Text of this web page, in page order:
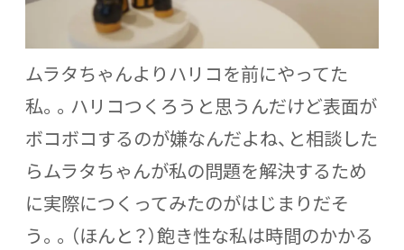
ムラタちゃんよりハリコを前にやってた
私。。ハリコつくろうと思うんだけど表面が
ボコボコするのが嫌なんだよね、と相談した
らムラタちゃんが私の問題を解決するため
に実際につくってみたのがはじまりだそ
う。。（ほんと？）飽き性な私は時間のかかる